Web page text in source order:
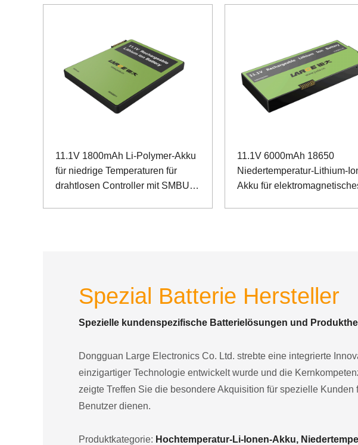
11.1V 1800mAh Li-Polymer-Akku
für niedrige Temperaturen für
drahtlosen Controller mit SMBUS-
11.1V 6000mAh 18650
Niedertemperatur-Lithium-
Akku für
Spezial Batterie Hersteller
Spezielle kundenspezifische Batterielösungen und
Dongguan Large Electronics Co. Ltd. strebte eine integrierte
einzigartiger Technologie entwickelt wurde und die
zeigte Treffen Sie die besondere Akquisition für spezielle
Benutzer dienen.
Produktkategorie: Hochtemperatur-Li-Ionen-Akku,